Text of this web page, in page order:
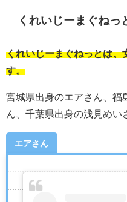
くれいじーまぐねっ
くれいじーまぐねっとは、
す。
宮城県出身のエアさん、福
ん、千葉県出身の浅見めい
エアさん